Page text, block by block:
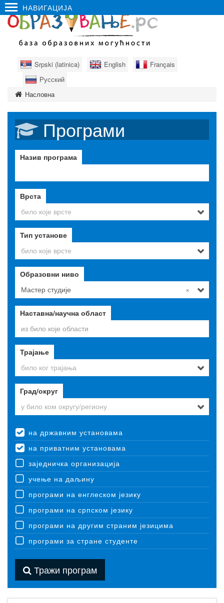
НАВИГАЦИЈА
Srpski (latinica) English
Français
Русский
Насловна
Програми
Назив програма
Врста
било које врсте
Тип установе
било које врсте
Образовни ниво
×
Мастер студије
Наставна/научна област
Трајање
било ког трајања
Град/округ
у било ком округу/региону
на државним установама
на приватним установама
заједничка организација
учење на даљину
програми на енглеском језику
програми на српском језику
програми на другим страним језицима
програми за стране студенте
Тражи програм